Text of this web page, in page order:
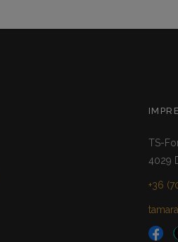
TS-
4029
+36